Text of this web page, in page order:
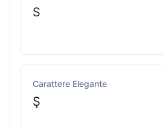
S
Carattere Elegante
Ş